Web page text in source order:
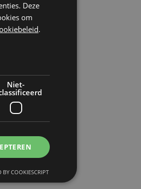
Deze
om
.
Niet-
BY COOKIESCRIPT